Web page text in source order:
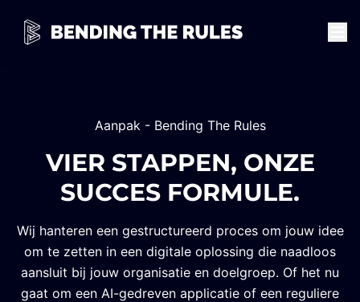
Werk
Werken bij
Aanpak - Bending The Rules
VIER STAPPEN, ONZE
SUCCES FORMULE.
Wij hanteren een gestructureerd proces om jouw idee
om te zetten in een digitale oplossing die naadloos
aansluit bij jouw organisatie en doelgroep. Of het nu
gaat om een AI-gedreven applicatie of een reguliere